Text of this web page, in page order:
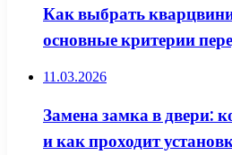
Как выбрать
основные критерии
11.03.2026
Замена замка в двери:
и как проходит